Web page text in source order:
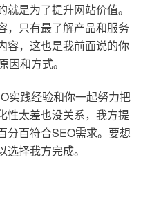
是为了提升网站价值。
，只有最了解产品和服务
容，这也是我前面说的你
因和方式。
实践经验和你一起努力把
性太差也没关系，我方提
分百符合SEO需求。要想
择我方完成。